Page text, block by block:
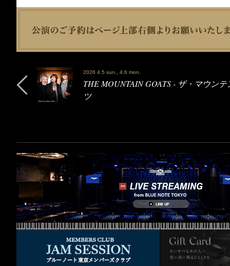
2026 4.5 sun., 4.6 mon.
THE MOUNTAIN GOATS - ザ・マウン
ツ